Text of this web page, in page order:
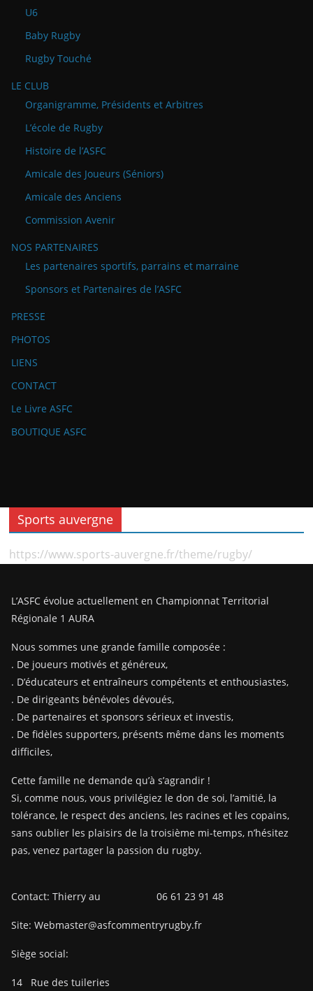
U6
Baby Rugby
Rugby Touché
LE CLUB
Organigramme, Présidents et Arbitres
L’école de Rugby
Histoire de l’ASFC
Amicale des Joueurs (Séniors)
Amicale des Anciens
Commission Avenir
NOS PARTENAIRES
Les partenaires sportifs, parrains et marraine
Sponsors et Partenaires de l’ASFC
PRESSE
PHOTOS
LIENS
CONTACT
Le Livre ASFC
BOUTIQUE ASFC
Sports auvergne
https://www.sports-auvergne.fr/theme/rugby/
L’ASFC évolue actuellement en Championnat Territorial
Régionale 1 AURA
Nous sommes une grande famille composée :
. De joueurs motivés et généreux,
. D’éducateurs et entraîneurs compétents et enthousiastes,
. De dirigeants bénévoles dévoués,
. De partenaires et sponsors sérieux et investis,
. De fidèles supporters, présents même dans les moments
difficiles,
Cette famille ne demande qu’à s’agrandir !
Si, comme nous, vous privilégiez le don de soi, l’amitié, la
tolérance, le respect des anciens, les racines et les copains,
sans oublier les plaisirs de la troisième mi-temps, n’hésitez
pas, venez partager la passion du rugby.
Contact: Thierry au 06 61 23 91 48
Site: Webmaster@asfcommentryrugby.fr
Siège social:
14 Rue des tuileries